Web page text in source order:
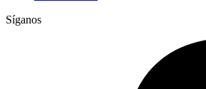
Síganos